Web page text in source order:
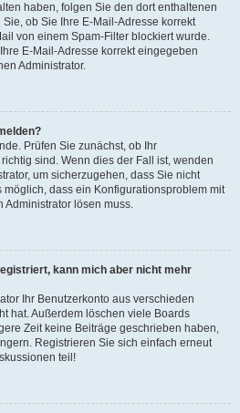
haben, folgen Sie den dort enthaltenen
ob Sie Ihre E-Mail-Adresse korrekt
von einem Spam-Filter blockiert wurde.
E-Mail-Adresse korrekt eingegeben
Administrator.
Prüfen Sie zunächst, ob Ihr
sind. Wenn dies der Fall ist, wenden
um sicherzugehen, dass Sie nicht
dass ein Konfigurationsproblem mit
Administrator lösen muss.
kann mich aber nicht mehr
Ihr Benutzerkonto aus verschieden
hat. Außerdem löschen viele Boards
Zeit keine Beiträge geschrieben haben,
Registrieren Sie sich einfach erneut
teil!